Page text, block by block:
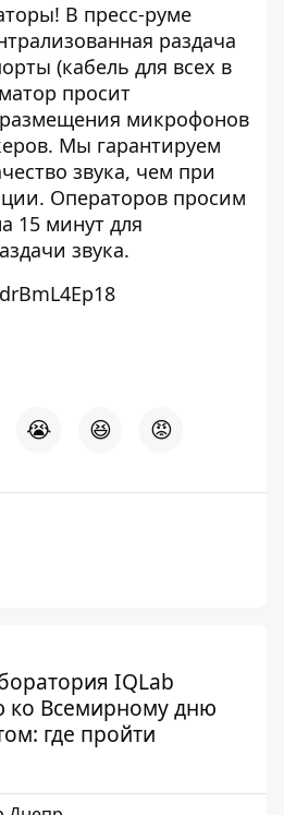
В пресс-руме
раздача
(кабель для всех в
просит
микрофонов
Мы гарантируем
звука, чем при
Операторов просим
15 минут для
звука.
😭 😆 😡
IQLab
ко Всемирному дню
где пройти